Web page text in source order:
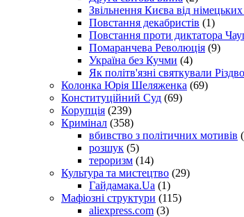
Звільнення Києва від
Повстання декабристів (1)
Повстання проти диктатора
Помаранчева Революція (9)
Україна без Кучми (4)
Як політв'язні святкували
Колонка Юрія Шеляженка (69)
Конституційний Суд (69)
Корупція (239)
Кримінал (358)
вбивство з політичних мотивів
розшук (5)
тероризм (14)
Культура та мистецтво (29)
Гайдамака.Ua (1)
Мафіозні структури (115)
aliexpress.com (3)